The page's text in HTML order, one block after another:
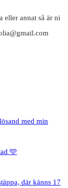
eller annat så är ni
med min
🩵
där känns 17